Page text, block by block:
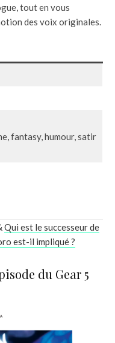
tout en vous
des voix originales.
fantasy, humour, satir
Qui est le successeur de
est-il impliqué ?
du Gear 5